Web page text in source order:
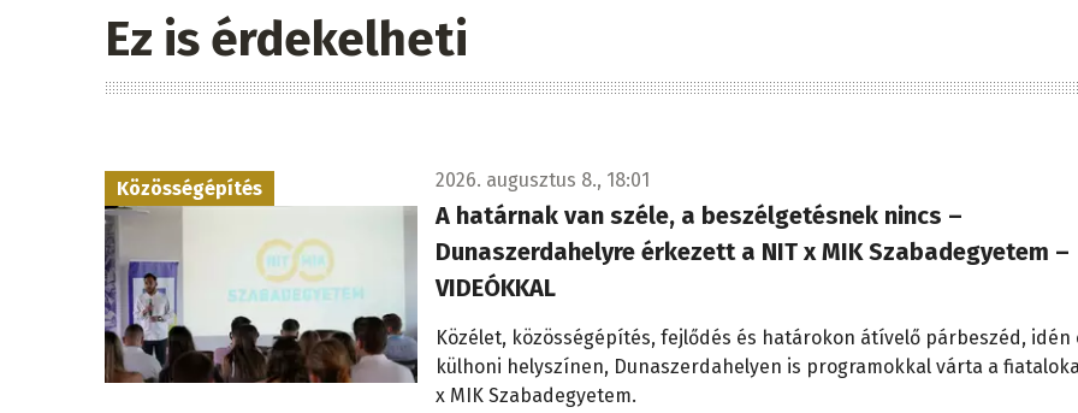
Ez is érdekelheti
Közösségépítés 2026. augusztus 8., 18:01
A határnak van széle, a beszélgetésnek nincs –
Dunaszerdahelyre érkezett a NIT x MIK Szabadegyetem –
VIDEÓKKAL
Közélet, közösségépítés, fejlődés és határokon átívelő párbeszéd, idén
külhoni helyszínen, Dunaszerdahelyen is programokkal várta a
x MIK Szabadegyetem.